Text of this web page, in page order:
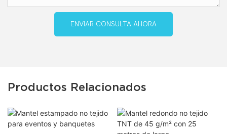
ENVIAR CONSULTA AHORA
Productos Relacionados